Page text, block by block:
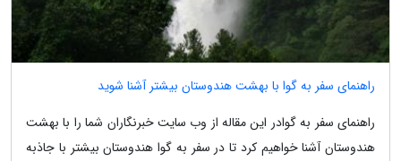
راهنمای سفر به گوا با بهشت هندوستان بیشتر آشنا شوید
راهنمای سفر به گوادر این مقاله از وب سایت خبرنگاران شما را با بهشت
هندوستان آشنا خواهیم کرد تا در سفر به گوا هندوستان بیشتر با جاذبه